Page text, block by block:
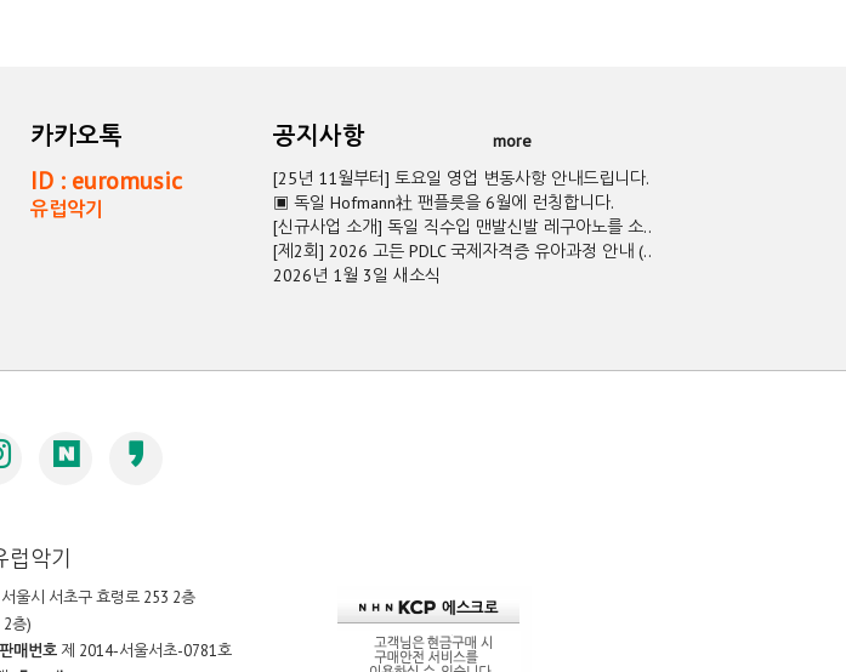
카카오톡
ID : euromusic
유럽악기
공지사항
more
[25년 11월부터] 토요일 영업 변동사항 안내드립니다.
▣ 독일 Hofmann社 팬플릇을 6월에 런칭합니다.
[신규사업 소개] 독일 직수입 맨발신발 레구아노를 소..
[제2회] 2026 고든 PDLC 국제자격증 유아과정 안내 (..
2026년 1월 3일 새소식
럽악기
서울시 서초구 효령로 253 2층
층)
매번호제 2014-서울서초-0781호